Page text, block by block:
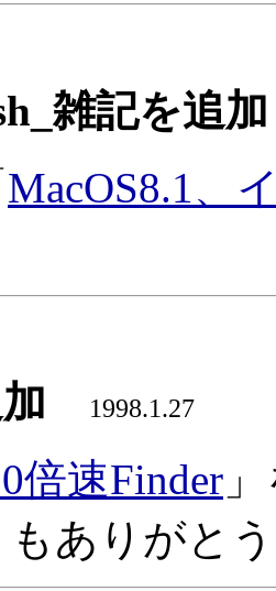
雑記を追加
MacOS8.1、
1998.1.27
倍速Finder
もありがと